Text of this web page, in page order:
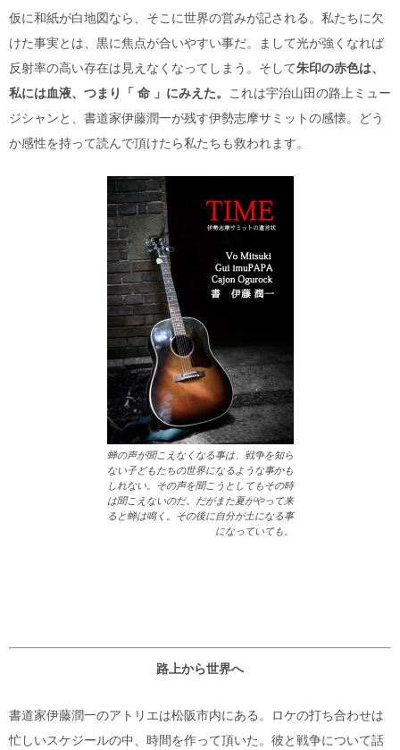
仮に和紙が白地図なら、そこに世界の営みが記される。私たちに欠
けた事実とは、黒に焦点が合いやすい事だ。まして光が強くなれば
反射率の高い存在は見えなくなってしまう。そして朱印の赤色は、
私には血液、つまり「 命 」にみえた。 これは宇治山田の路上ミュー
ジシャンと、書道家伊藤潤一が残す伊勢志摩サミットの感懐。どう
か感性を持って読んで頂けたら私たちも救われます。
蝉の声が聞こえなくなる事は、戦争を知ら
ない子どもたちの世界になるような事かも
しれない。その声を聞こうとしてもその時
は聞こえないのだ。だがまた夏がやって来
ると蝉は鳴く。その後に自分が土になる事
になっていても。
路上から世界へ
書道家伊藤潤一のアトリエは松阪市内にある。ロケの打ち合わせは
忙しいスケジールの中、時間を作って頂いた。彼と戦争について話